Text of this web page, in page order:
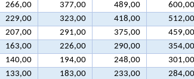
266,00 377,00 489,00
600,00
229,00 323,00 418,00
512,00
207,00 291,00 375,00
459,00
163,00 226,00 290,00
354,00
140,00 194,00 248,00
301,00
133,00 183,00 233,00
284,00